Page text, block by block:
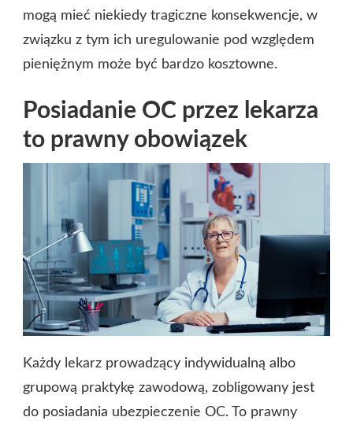
mogą mieć niekiedy tragiczne konsekwencje, w
związku z tym ich uregulowanie pod względem
pieniężnym może być bardzo kosztowne.
Posiadanie OC przez lekarza
to prawny obowiązek
Każdy lekarz prowadzący indywidualną albo
grupową praktykę zawodową, zobligowany jest
do posiadania ubezpieczenie OC. To prawny